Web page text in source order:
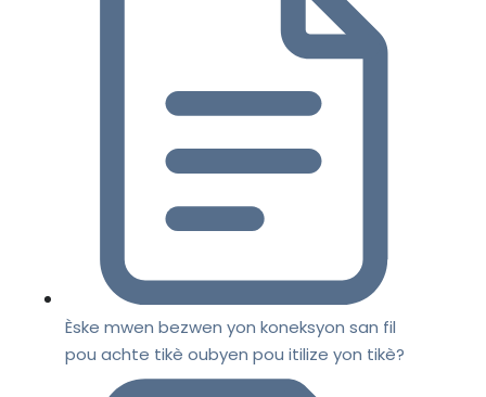
Èske mwen bezwen yon koneksyon san fil
pou achte tikè oubyen pou itilize yon tikè?